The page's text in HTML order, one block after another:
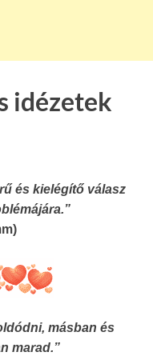
idézetek
és kielégítő válasz
másban és
marad.”